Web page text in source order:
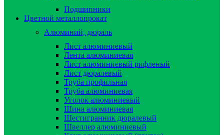
Подшипники
Цветной металлопрокат
Алюминий, дюраль
Лист алюминиевый
Лента алюминиевая
Лист алюминиевый рифленый
Лист дюралевый
Труба профильная
Труба алюминиевая
Уголок алюминиевый
Шина алюминиевая
Шестигранник дюралевый
Швеллер алюминиевый